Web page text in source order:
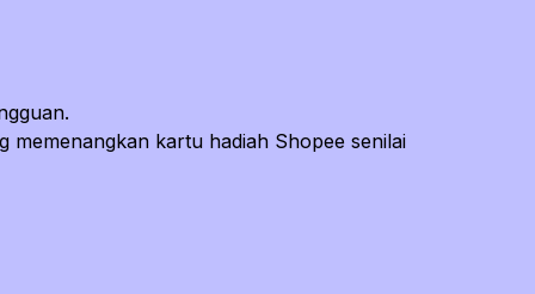
memenangkan kartu hadiah Shopee senilai